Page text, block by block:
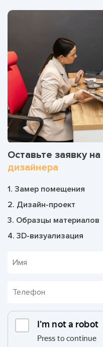
Оставьте заявку на
дизайнера
1. Замер помещения
2. Дизайн-проект
3. Образцы материалов
4. 3D-визуализация